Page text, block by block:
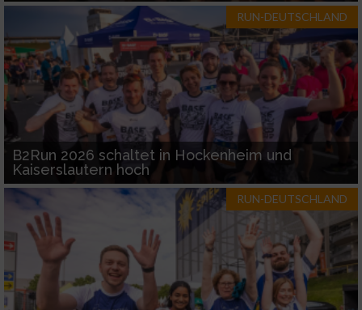
RUN-DEUTSCHLAND
B2Run 2026 schaltet in Hockenheim und
Kaiserslautern hoch
RUN-DEUTSCHLAND